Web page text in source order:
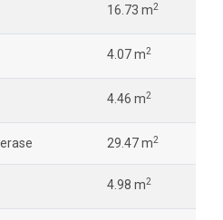
16.73 m2
4.07 m2
4.46 m2
29.47 m2
4.98 m2